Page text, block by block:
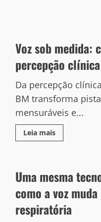
Voz sob medida:
percepção
Da percepção
BM transforma
mensuráveis e...
Leia mais
Uma mesma
como a voz
respiratória